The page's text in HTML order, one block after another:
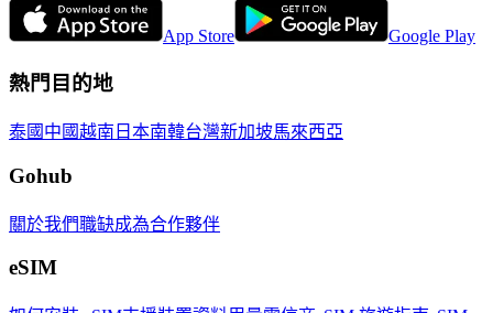
App Store Google Play
熱門目的地
泰國 中國越南 日本南韓台灣新加坡馬來西亞
Gohub
關於我們職缺成為合作夥伴
eSIM